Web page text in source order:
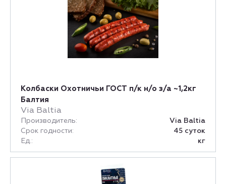
Колбаски Охотничьи ГОСТ п/к н/о з/а ~1,2кг
Балтия
Via Baltia
Производитель:
Via Baltia
Срок годности:
45 суток
Ед.:
кг